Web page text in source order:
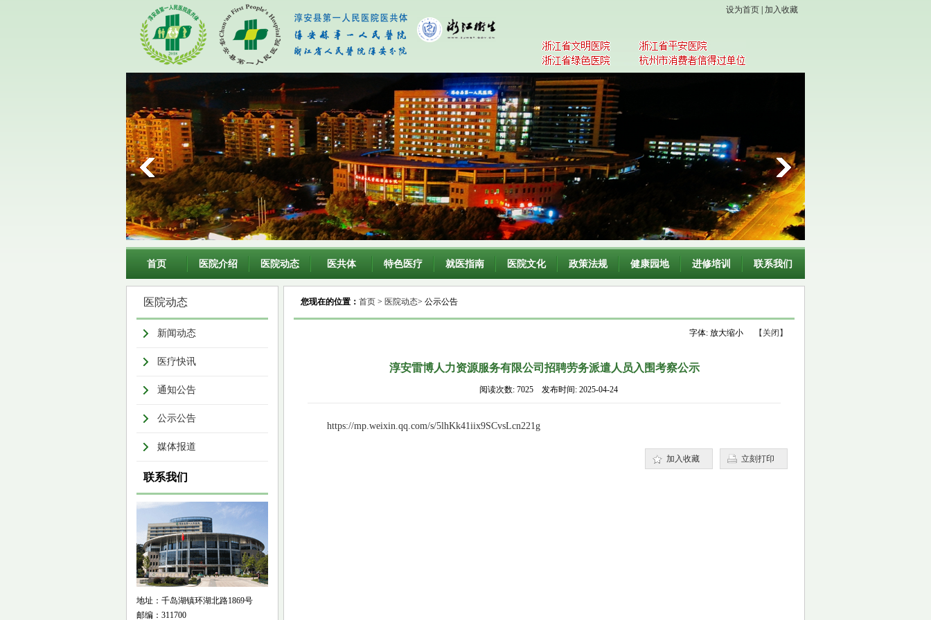
设为首页 加入收藏
首页 医院介绍 医院动态 医共体 特色医疗 就医指南 医院文化 政策法规 健康园地 进修培训 联系我们
医院动态
新闻动态
医疗快讯
通知公告
公示公告
媒体报道
联系我们
地址：千岛湖镇环湖北路1869号
邮编：311700
您现在的位置： 首页 > 医院动态> 公示公告
【关闭】
字体: 放大缩小
淳安雷博人力资源服务有限公司招聘劳务派遣人员入围考察公示
阅读次数: 7025 发布时间: 2025-04-24
https://mp.weixin.qq.com/s/5lhKk41iix9SCvsLcn221g
立刻打印
加入收藏